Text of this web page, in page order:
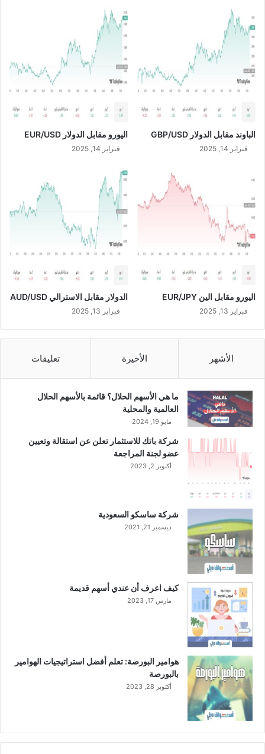
D
/
2
/
2
0
الباوند مقابل الدولار GBP/USD
فبراير 14, 2025
اليورو مقابل الدولار EUR/USD
فبراير 14, 2025
اليورو مقابل الين EUR/JPY
فبراير 13, 2025
الدولار مقابل الاسترالي AUD/USD
فبراير 13, 2025
الأشهر الأخيرة تعليقات
ما هي الأسهم الحلال؟ قائمة بالأسهم الحلال
العالمية والمحلية
مايو 19, 2024
شركة باتك للاستثمار تعلن عن استقالة وتعيين
عضو لجنة المراجعة
أكتوبر 2, 2023
شركة ساسكو السعودية
ديسمبر 21, 2021
كيف اعرف أن عندي أسهم قديمة
مارس 17, 2023
هوامير البورصة: تعلم أفضل استراتيجيات الهوامير
بالبورصة
أكتوبر 28, 2023